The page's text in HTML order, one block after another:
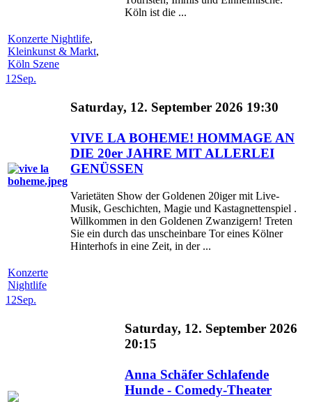
Köln ist die ...
Konzerte Nightlife,
Kleinkunst & Markt,
Köln Szene
12Sep.
Saturday, 12. September 2026 19:30
VIVE LA BOHEME! HOMMAGE AN
DIE 20er JAHRE MIT ALLERLEI
GENÜSSEN
Varietäten Show der Goldenen 20iger mit Live-
Musik, Geschichten, Magie und Kastagnettenspiel .
Willkommen in den Goldenen Zwanzigern! Treten
Sie ein durch das unscheinbare Tor eines Kölner
Hinterhofs in eine Zeit, in der ...
Konzerte
Nightlife
12Sep.
Saturday, 12. September 2026
20:15
Anna Schäfer Schlafende
Hunde - Comedy-Theater